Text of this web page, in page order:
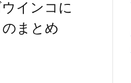
インコに
まとめ